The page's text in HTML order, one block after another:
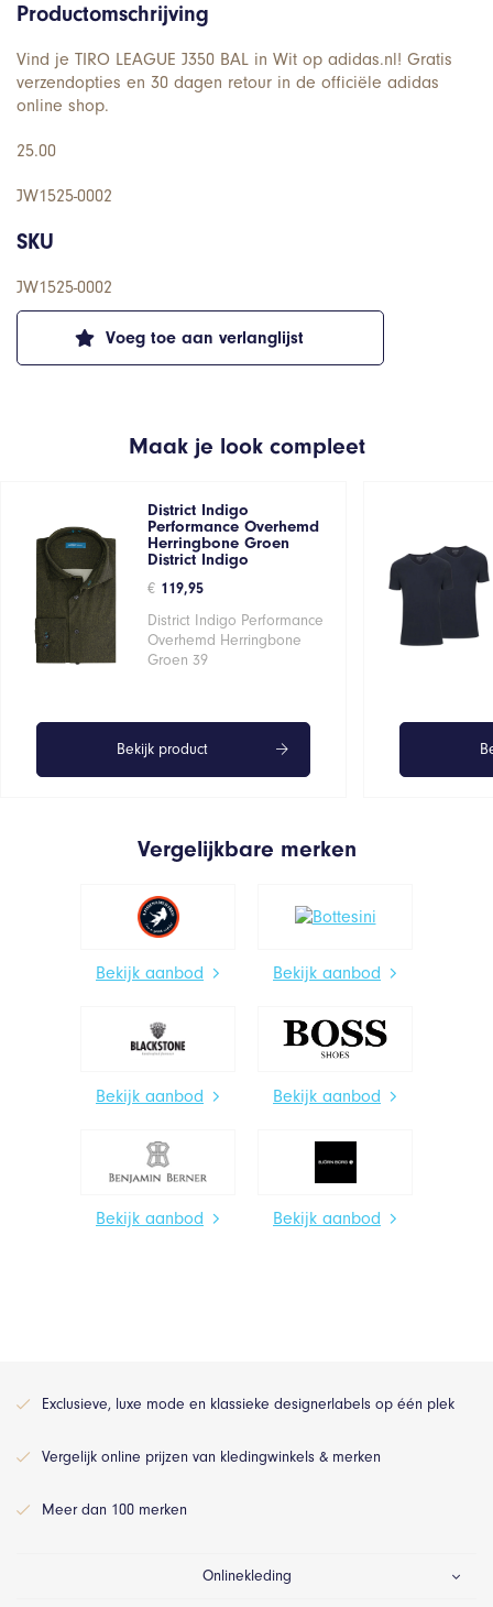
Voeg toe aan verlanglijst
Productomschrijving
Vind je TIRO LEAGUE J350 BAL in Wit op adidas.nl! Gratis
verzendopties en 30 dagen retour in de officiële adidas
online shop.
25.00
JW1525-0002
SKU
JW1525-0002
Maak je look compleet
District Indigo
Performance Overhemd
Herringbone Groen
District Indigo
€ 119,95
District Indigo Performance
Overhemd Herringbone
Groen 39
Bekijk product
Vergelijkbare merken
Bekijk aanbod Bekijk aanbod
Bekijk aanbod Bekijk aanbod
Bekijk aanbod Bekijk aanbod
Exclusieve, luxe mode en klassieke designerlabels op één plek
Vergelijk online prijzen van kledingwinkels & merken
Meer dan 100 merken
Onlinekleding